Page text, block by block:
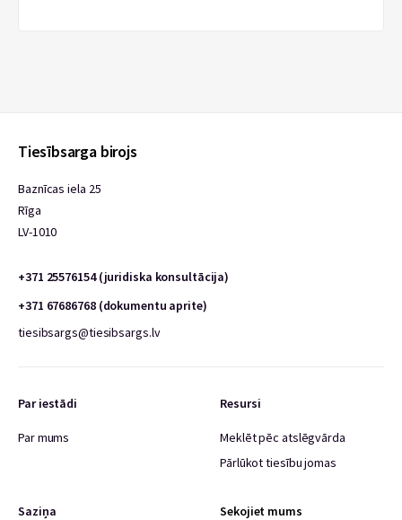
Tiesībsarga birojs
Baznīcas iela 25
Rīga
LV-1010
+371 25576154 (juridiska konsultācija)
+371 67686768 (dokumentu aprite)
tiesibsargs@tiesibsargs.lv
Par iestādi
Par mums
Resursi
Meklēt pēc atslēgvārda
Pārlūkot tiesību jomas
Saziņa Sekojiet mums